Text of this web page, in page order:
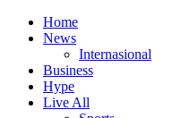
Home
News
Internasional
Business
Hype
Live All